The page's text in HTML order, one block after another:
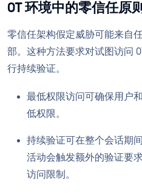
OT 环境中的零信任原
零信任架构假定威胁可能来自
部。这种方法要求对试图访问
行持续验证。
最低权限访问可确保用户
低权限。
持续验证可在整个会话期
活动会触发额外的验证要
访问限制。